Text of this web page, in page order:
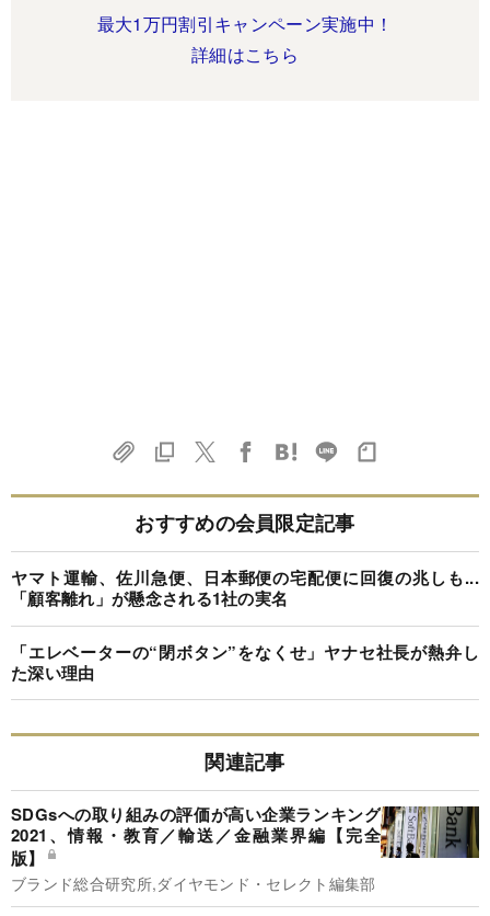
最大1万円割引キャンペーン実施中！
詳細はこちら
おすすめの会員限定記事
ヤマト運輸、佐川急便、日本郵便の宅配便に回復の兆しも...
「顧客離れ」が懸念される1社の実名
「エレベーターの“閉ボタン”をなくせ」ヤナセ社長が熱弁し
た深い理由
関連記事
SDGsへの取り組みの評価が高い企業ランキング
2021、情報・教育／輸送／金融業界編【完全
版】
ブランド総合研究所,ダイヤモンド・セレクト編集部